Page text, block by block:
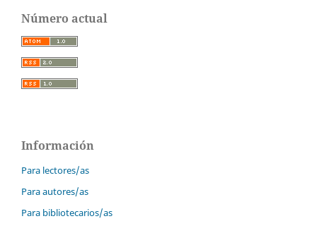
Número actual
Información
Para lectores/as
Para autores/as
Para bibliotecarios/as